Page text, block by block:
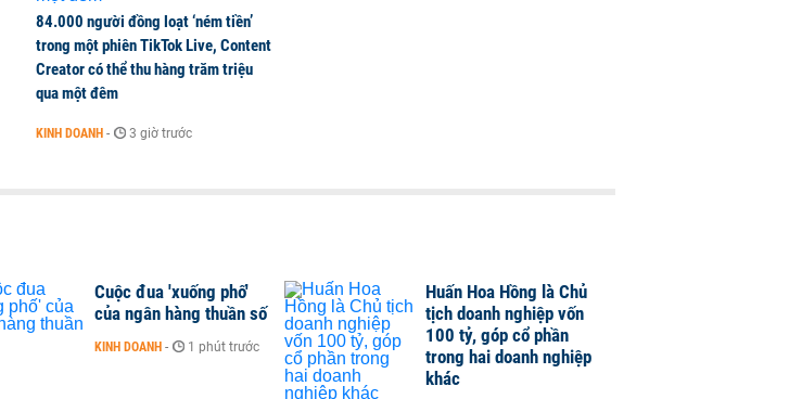
84.000 người đồng loạt ‘ném tiền’
trong một phiên TikTok Live, Content
Creator có thể thu hàng trăm triệu
qua một đêm
KINH DOANH - 3 giờ trước
Cuộc đua 'xuống phố'
của ngân hàng thuần số
KINH DOANH - 1 phút trước
Huấn Hoa Hồng là Chủ
tịch doanh nghiệp vốn
100 tỷ, góp cổ phần
trong hai doanh nghiệp
khác